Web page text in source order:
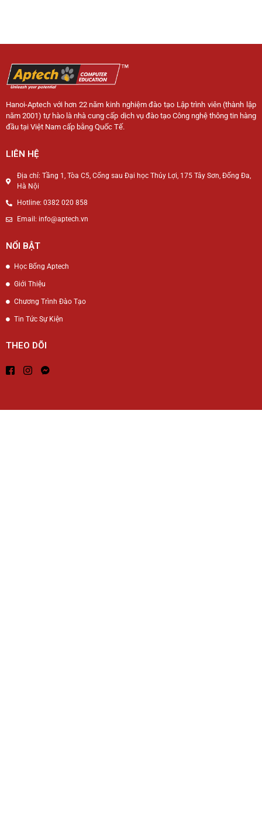
Hanoi-Aptech với hơn 22 năm kinh nghiệm đào tạo Lập trình viên (thành lập
năm 2001) tự hào là nhà cung cấp dịch vụ đào tạo Công nghệ thông tin hàng
đầu tại Việt Nam cấp bằng Quốc Tế.
LIÊN HỆ
Địa chỉ: Tầng 1, Tòa C5, Cổng sau Đại học Thủy Lợi, 175 Tây Sơn, Đống Đa,
Hà Nội
Hotline: 0382 020 858
Email: info@aptech.vn
NỔI BẬT
Học Bổng Aptech
Giới Thiệu
Chương Trình Đào Tạo
Tin Tức Sự Kiện
THEO DÕI